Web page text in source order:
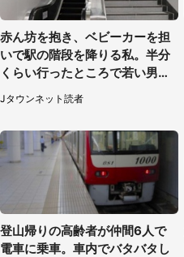
赤ん坊を抱き、ベビーカーを担
いで駅の階段を降りる私。半分
くらい行ったところで若い男性
が...（埼玉県・50代女性）
Jタウンネット読者
登山帰りの高齢者が仲間6人で
電車に乗車。車内でバタバタし